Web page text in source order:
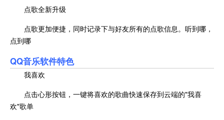
点歌全新升级
点歌更加便捷，同时记录下与好友所有的点歌信息。听到哪，
点到哪
QQ音乐软件特色
我喜欢
点击心形按钮，一键将喜欢的歌曲快速保存到云端的"我喜
欢"歌单